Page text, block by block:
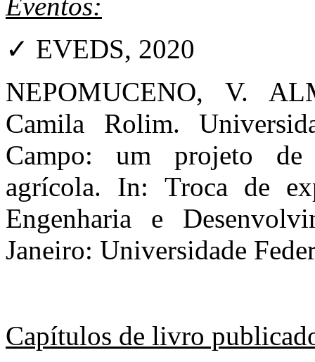
✓ EVEDS, 2020
NEPOMUCENO, V.
Camila Rolim.
Campo: um projeto de
agrícola. In: Troca de
Engenharia e
Janeiro: Universidade
Capítulos de livro